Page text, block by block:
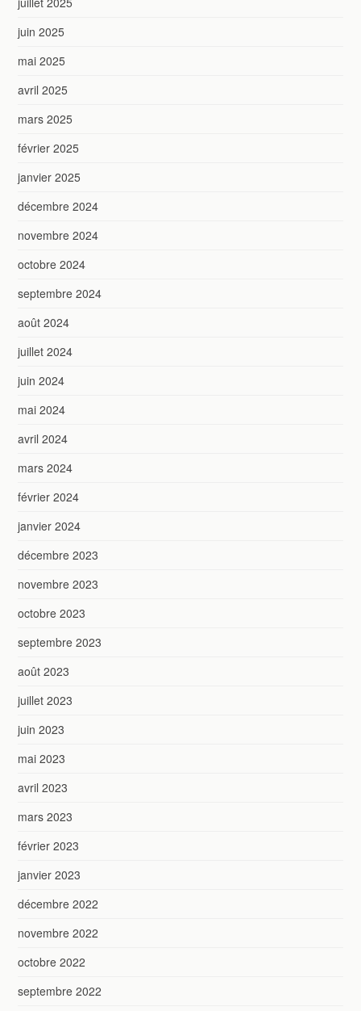
juin 2025
mai 2025
avril 2025
mars 2025
février 2025
janvier 2025
décembre 2024
novembre 2024
octobre 2024
septembre 2024
août 2024
juillet 2024
juin 2024
mai 2024
avril 2024
mars 2024
février 2024
janvier 2024
décembre 2023
novembre 2023
octobre 2023
septembre 2023
août 2023
juillet 2023
juin 2023
mai 2023
avril 2023
mars 2023
février 2023
janvier 2023
décembre 2022
novembre 2022
octobre 2022
septembre 2022